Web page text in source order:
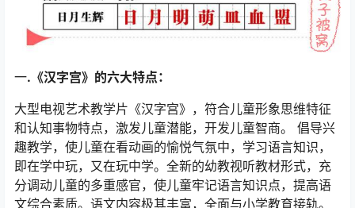
一.《汉字宫》的六大特点：
大型电视艺术教学片《汉字宫》，符合儿童形象思维特征
和认知事物特点，激发儿童潜能，开发儿童智商。 倡导兴
趣教学，使儿童在看动画的愉悦气氛中，学习语言知识，
即在学中玩，又在玩中学。全新的幼教视听教材形式，充
分调动儿童的多重感官，使儿童牢记语言知识点，提高语
文综合素质。语文内容极其丰富，全面与小学教育接轨。